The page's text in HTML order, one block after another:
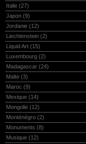
Italie (27)
Japon (9)
Jordanie (12)
Liechtenstein (2)
Liquid Art (15)
Luxembourg (2)
Madagascar (24)
Malte (3)
Maroc (9)
Mexique (14)
Mongolie (12)
Monténégro (2)
Monuments (8)
Musique (12)